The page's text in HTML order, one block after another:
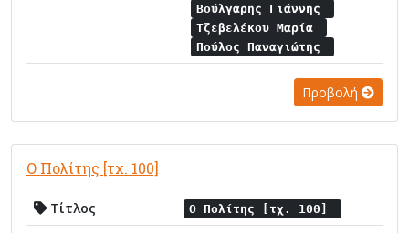
Βούλγαρης Γιάννης
Τζεβελέκου Μαρία
Πούλος Παναγιώτης
Προβολή
Ο Πολίτης [τχ. 100]
Τίτλος Ο Πολίτης [τχ. 100]